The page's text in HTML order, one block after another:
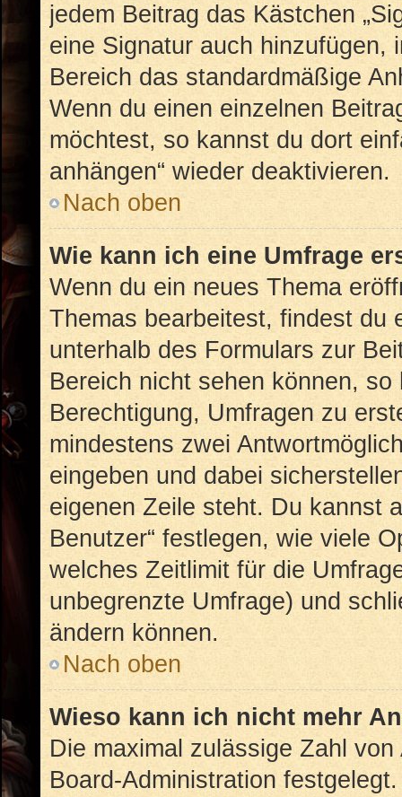
jedem Beitrag das Kästchen
eine Signatur auch hinzufügen,
Bereich das standardmäßige
Wenn du einen einzelnen
möchtest, so kannst du dort
anhängen“ wieder deaktivieren.
Nach oben
Wie kann ich eine Umfrage
Wenn du ein neues Thema
Themas bearbeitest, findest du
unterhalb des Formulars zur
Bereich nicht sehen können,
Berechtigung, Umfragen zu
mindestens zwei
eingeben und dabei
eigenen Zeile steht. Du kannst
Benutzer“ festlegen, wie viele
welches Zeitlimit für die
unbegrenzte Umfrage) und
ändern können.
Nach oben
Wieso kann ich nicht mehr
Die maximal zulässige Zahl
Board-Administration